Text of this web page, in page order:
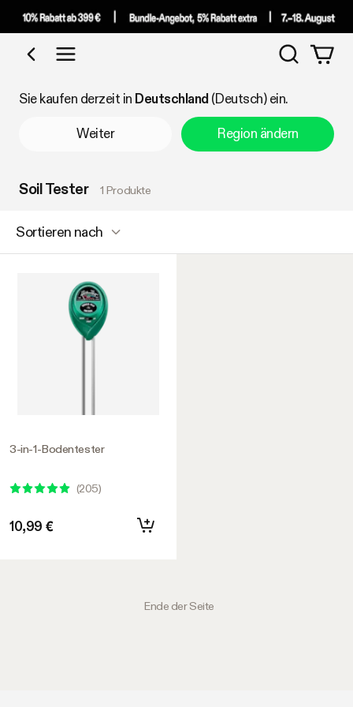
Nach Kategorie einkaufen
Suchen
Sie kaufen derzeit in Deutschland(Deutsch) ein.
Weiter Region ändern
Soil Tester 1 Produkte
Sortieren nach
3-in-1-Bodentester
(205)
10,99 €
Ende der Seite